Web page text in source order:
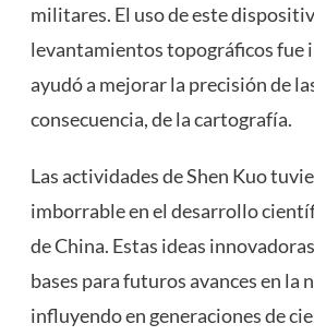
militares. El uso de este
levantamientos topográficos fue
ayudó a mejorar la precisión de
consecuencia, de la cartografía.
Las actividades de Shen Kuo
imborrable en el desarrollo
de China. Estas ideas
bases para futuros avances en la
influyendo en generaciones de